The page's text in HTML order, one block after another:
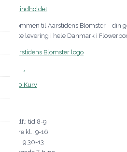
Gå til indholdet
Velkommen til Aarstidens Blomster – din
direkte levering i hele Danmark i
0 Kurv
Man tlf.: tid 8-9
Tirs-fre kl.: 9-16
Lør kl. 9.30-13